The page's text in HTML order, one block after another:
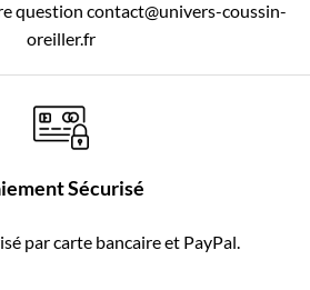
question contact@univers-coussin-
oreiller.fr
Sécurisé
par carte bancaire et PayPal.